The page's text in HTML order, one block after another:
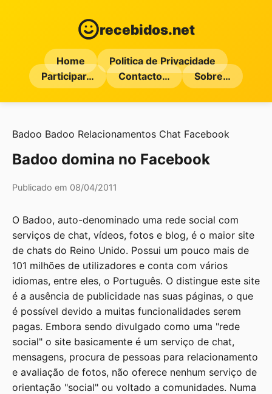
recebidos.net
Home
Politica de Privacidade
Participar…
Contacto… Sobre…
Badoo Badoo Relacionamentos Chat Facebook
Badoo domina no Facebook
Publicado em 08/04/2011
O Badoo, auto-denominado uma rede social com
serviços de chat, vídeos, fotos e blog, é o maior site
de chats do Reino Unido. Possui um pouco mais de
101 milhões de utilizadores e conta com vários
idiomas, entre eles, o Português. O distingue este site
é a ausência de publicidade nas suas páginas, o que
é possível devido a muitas funcionalidades serem
pagas. Embora sendo divulgado como uma "rede
social" o site basicamente é um serviço de chat,
mensagens, procura de pessoas para relacionamento
e avaliação de fotos, não oferece nenhum serviço de
orientação "social" ou voltado a comunidades. Numa